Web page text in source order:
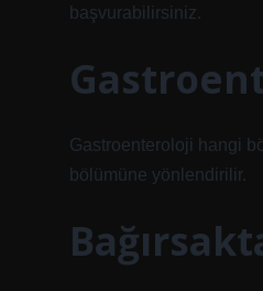
başvurabilirsiniz.
Gastroenteroloji hangi
bölümüne yönlendirilir.